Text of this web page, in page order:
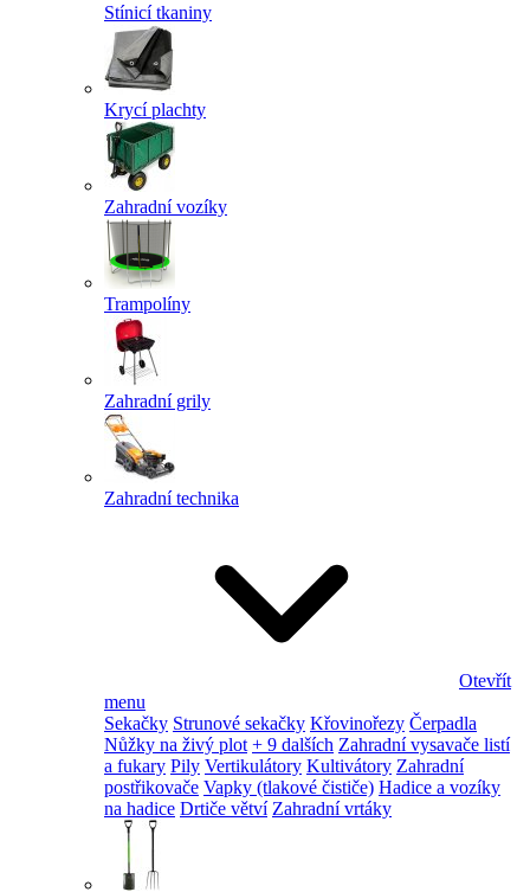
Stínicí tkaniny
Krycí plachty
Zahradní vozíky
Trampolíny
Zahradní grily
Zahradní technika
Otevřít
menu
Sekačky Strunové sekačky Křovinořezy Čerpadla
Nůžky na živý plot + 9 dalších Zahradní vysavače listí
a fukary Pily Vertikulátory Kultivátory Zahradní
postřikovače Vapky (tlakové čističe) Hadice a vozíky
na hadice Drtiče větví Zahradní vrtáky